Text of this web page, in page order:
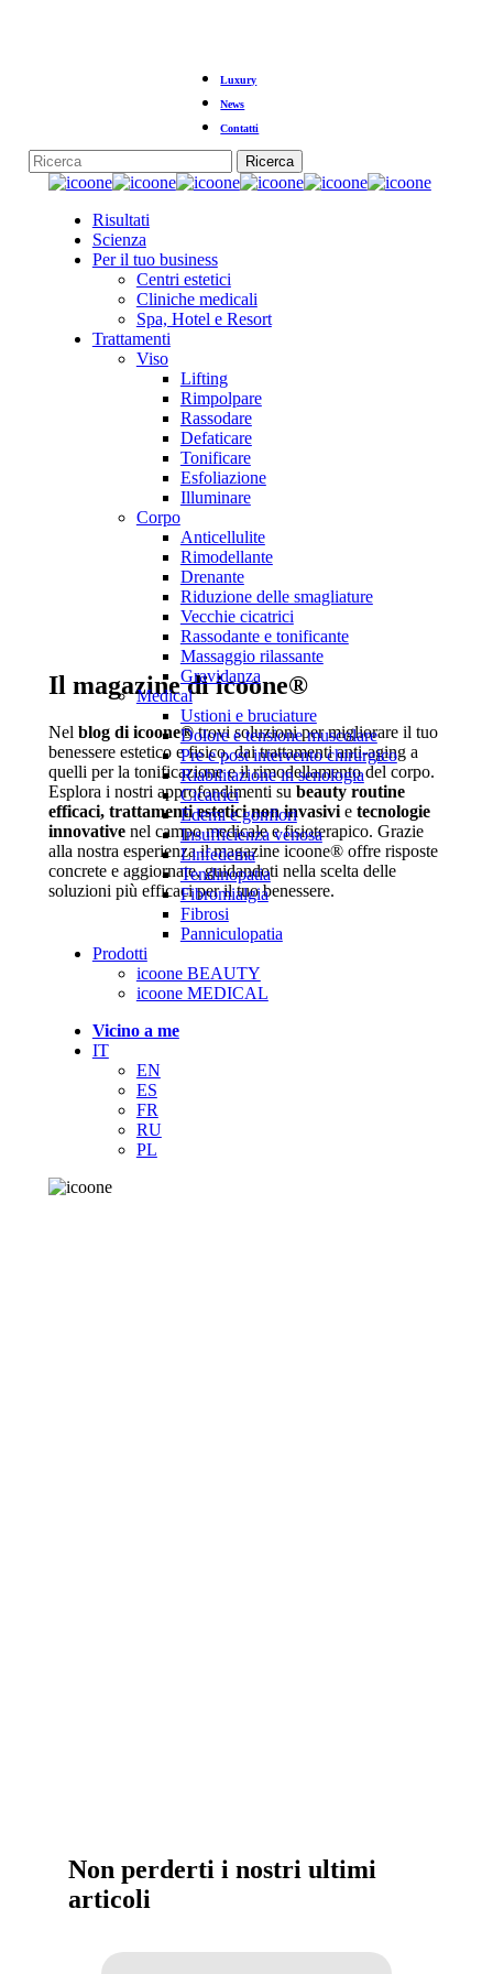
Luxury
News
Contatti
Ricerca
Chiudi
Menu
Risultati
Scienza
Per il tuo business
Centri estetici
Cliniche medicali
Spa, Hotel e Resort
Trattamenti
Viso
Lifting
Rimpolpare
Rassodare
Defaticare
Tonificare
Esfoliazione
Illuminare
Corpo
Anticellulite
Rimodellante
Drenante
Riduzione delle smagliature
Vecchie cicatrici
Rassodante e tonificante
Massaggio rilassante
Gravidanza
Medical
Ustioni e bruciature
Dolore e tensione muscolare
Pre e post intervento chirurgico
Riabilitazione in senologia
Cicatrici
Edemi e gonfiori
Insufficienza venosa
Linfedema
Tendinopatia
Fibromialgia
Fibrosi
Panniculopatia
Prodotti
icoone BEAUTY
icoone MEDICAL
Vicino a me
IT
EN
ES
FR
RU
PL
Il magazine di icoone®
Nel blog di icoone®trovi soluzioni per migliorare il tuo
benessere estetico e fisico, dai trattamenti anti-aging a
quelli per la tonificazione e il rimodellamento del corpo.
Esplora i nostri approfondimenti su beauty routine
efficaci, trattamenti estetici non invasivie tecnologie
innovativenel campo medicale e fisioterapico. Grazie
alla nostra esperienza il magazine icoone® offre risposte
concrete e aggiornate, guidandoti nella scelta delle
soluzioni più efficaci per il tuo benessere.
Non perderti i nostri ultimi
articoli
Una,